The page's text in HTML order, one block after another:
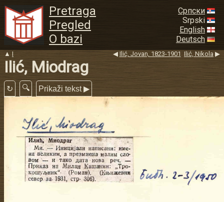
Pretraga
Pregled
O bazi
Српски
Srpski
English
Deutsch
▲ I ◀ Ilić, Jovan, 1823-1901 Ilić, Nikola ▶
Ilić, Miodrag